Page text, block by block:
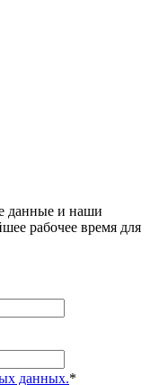
данные и наши
рабочее время для
данных.*